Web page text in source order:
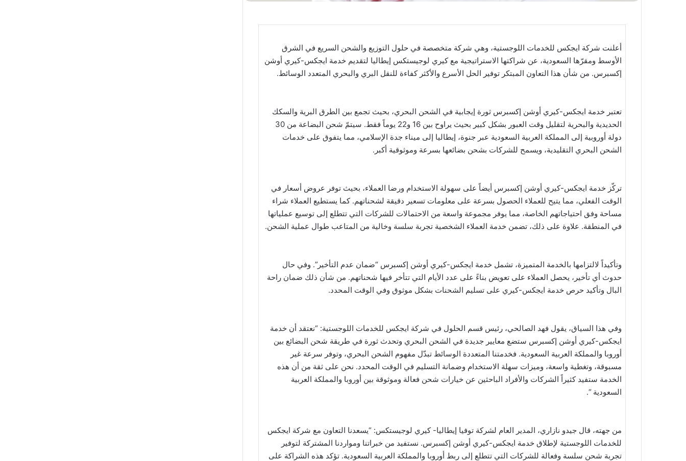
أعلنت شركة ايجكس للخدمات اللوجستية، وهي شركة متخصصة في حلول التوزيع والشحن السريع في الشرق
الأوسط ومقرّها السعودية، عن شراكتها الاستراتيجية مع كيري لوجيستكس إيطاليا لتقديم خدمة ايجكس-كيري أوشن
إكسبرس. من شأن هذا التعاون المبتكر توفير الحل الأسرع والأكثر كفاءة للنقل البري والبحري المتعدد الوسائط.
تعتبر خدمة ايجكس-كيري أوشن إكسبرس ثورة إيجابية في الشحن البحري، بحيث تجمع بين الطرق البرية والسكك
الحديدية والبحرية لتقليل وقت العبور بشكل كبير بحيث يراوح بين 16 و22 يوماً فقط. سيتمّ شحن البضاعة من 30
دولة أوروبية إلى المملكة العربية السعودية عبر جنوة، إيطاليا إلى ميناء جدة الإسلامي، مما يتفوق على خدمات
الشحن البحري التقليدية، ويسمح للشركات بشحن بضائعها بسرعة وموثوقية أكبر.
تركّز خدمة ايجكس-كيري أوشن إكسبرس أيضاً على سهولة الاستخدام ورضا العملاء، بحيث توفر عروض أسعار في
الوقت الفعلي، مما يتيح للعملاء الحصول بسرعة على معلومات تسعير دقيقة لشحناتهم. كما يستطيع العملاء شراء
مساحة وفق احتياجاتهم الخاصة، مما يوفر مجموعة واسعة من الاحتمالات للشركات التي تتطلع إلى توسيع عملياتها
في المنطقة. علاوة على ذلك، تضمن خدمة العملاء الشخصية تجربة سلسة وخالية من المتاعب طوال عملية الشحن.
وتأكيداً لالتزامها بالخدمة المتميزة، تشمل خدمة ايجكس-كيري أوشن إكسبرس “ضمان عدم التأخير”. وفي حال
حدوث أي تأخير، يحصل العملاء على تعويض بناءً على عدد الأيام التي تتأخر فيها شحناتهم. من شأن ذلك ضمان راحة
البال وتأكيد حرص خدمة ايجكس-كيري على تسليم الشحنات بشكل موثوق وفي الوقت المحدد.
وفي هذا السياق، يقول فهد الصالحي، رئيس قسم الحلول في شركة ايجكس للخدمات اللوجستية: “نعتقد أن خدمة
ايجكس-كيري أوشن إكسبرس ستضع معايير جديدة في الشحن البحري وتحدث ثورة في طريقة شحن البضائع بين
أوروبا والمملكة العربية السعودية. فخدمتنا المتعددة الوسائط تبدّل مفهوم الشحن البحري، وتوفر سرعة غير
مسبوقة، وتغطية واسعة، وميزات سهلة الاستخدام وضمانة التسليم في الوقت المحدد. نحن على ثقة من أن هذه
الخدمة ستفيد كثيراً الشركات والأفراد الباحثين عن خيارات شحن فعالة وموثوقة بين أوروبا والمملكة العربية
السعودية “.
من جهته، قال جيدو نازاري، المدير العام لشركة توفيا إيطاليا- كيري لوجيستكس: “يسعدنا التعاون مع شركة ايجكس
للخدمات اللوجستية لإطلاق خدمة ايجكس-كيري أوشن إكسبرس. نستفيد من خبراتنا ومواردنا المشتركة لتوفير
تجربة شحن سلسة وفعالة للشركات التي تتطلع إلى ربط أوروبا والمملكة العربية السعودية. تؤكد هذه الشراكة على